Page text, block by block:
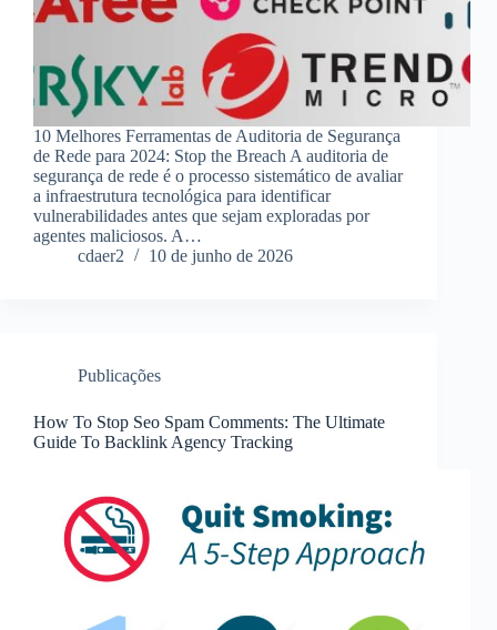
10 Melhores Ferramentas de Auditoria de Segurança
de Rede para 2024: Stop the Breach A auditoria de
segurança de rede é o processo sistemático de avaliar
a infraestrutura tecnológica para identificar
vulnerabilidades antes que sejam exploradas por
agentes maliciosos. A…
cdaer2
10 de junho de 2026
Publicações
How To Stop Seo Spam Comments: The Ultimate
Guide To Backlink Agency Tracking